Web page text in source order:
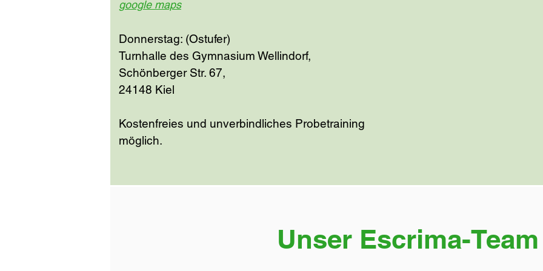
google maps
Donnerstag: (Ostufer)
Turnhalle des Gymnasium Wellindorf,
Schönberger Str. 67,
24148 Kiel
Kostenfreies und unverbindliches Probetraining
möglich.
Unser Escrima-Team